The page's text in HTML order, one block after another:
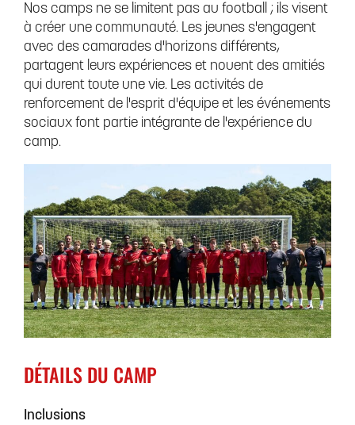
Nos camps ne se limitent pas au football ; ils visent
à créer une communauté. Les jeunes s'engagent
avec des camarades d'horizons différents,
partagent leurs expériences et nouent des amitiés
qui durent toute une vie. Les activités de
renforcement de l'esprit d'équipe et les événements
sociaux font partie intégrante de l'expérience du
camp.
DÉTAILS DU CAMP
Inclusions